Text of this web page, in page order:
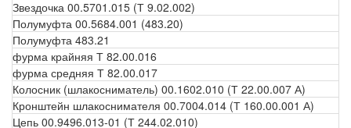
Звездочка 00.5701.015 (Т 9.02.002)
Полумуфта 00.5684.001 (483.20)
Полумуфта 483.21
фурма крайняя Т 82.00.016
фурма средняя Т 82.00.017
Колосник (шлакосниматель) 00.1602.010 (Т 22.00.007 А)
Кронштейн шлакоснимателя 00.7004.014 (Т 160.00.001 А)
Цепь 00.9496.013-01 (Т 244.02.010)